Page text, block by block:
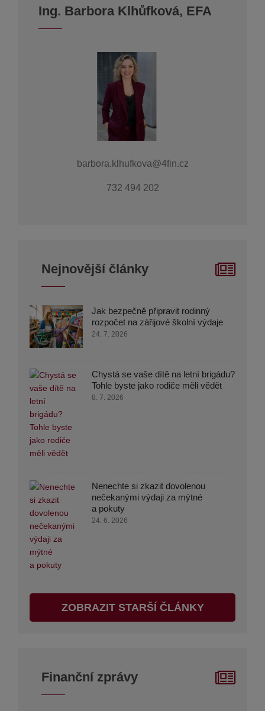
Ing. Barbora Klhůfková, EFA
barbora.klhufkova@4fin.cz
732 494 202
Nejnovější články
Jak bezpečně připravit rodinný
rozpočet na zářijové školní výdaje
24. 7. 2026
Chystá se vaše dítě na letní brigádu?
Tohle byste jako rodiče měli vědět
8. 7. 2026
Nenechte si zkazit dovolenou
nečekanými výdaji za mýtné
a pokuty
24. 6. 2026
ZOBRAZIT STARŠÍ ČLÁNKY
Finanční zprávy